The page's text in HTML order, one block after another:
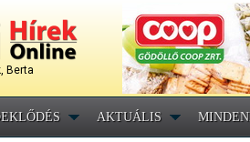
Berta
AKTUÁLIS